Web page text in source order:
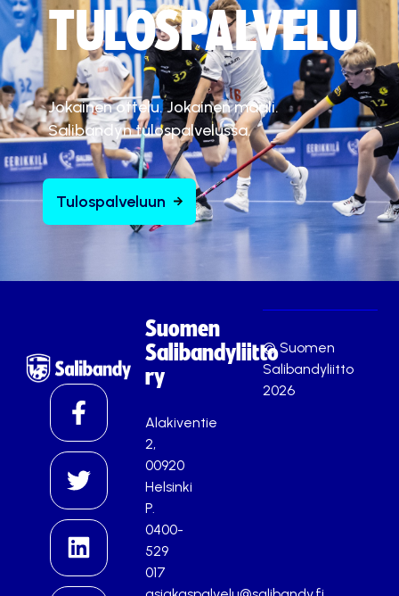
TULOSPALVELU
Jokainen ottelu. Jokainen maali.
Salibandyn tulospalvelussa.
Tulospalveluun
Suomen
Salibandyliitto
ry
Alakiventie
2,
00920
Helsinki
P.
0400-
529
017
© Suomen
Salibandyliitto
2026